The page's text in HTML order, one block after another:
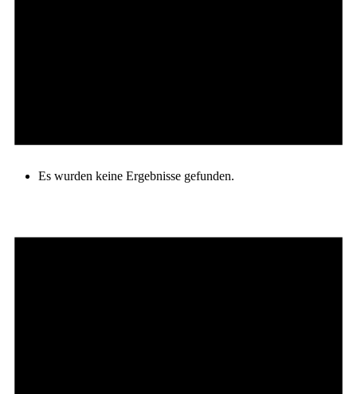
Es wurden keine Ergebnisse gefunden.